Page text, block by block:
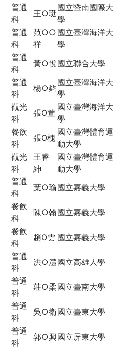
GLOBAL
CITIZENSHIP
普通
科
王○珽
國立暨南國際大
學
普通
科
范○○
祥
國立臺灣海洋大
學
普通
科
黃○悅 國立聯合大學
普通
科
楊○鈞
國立臺灣海洋大
學
觀光
科
張O萱
國立臺灣海洋大
學
餐飲
科
張O槐
國立臺灣體育運
動大學
觀光
科
王睿
紳
國立臺灣體育運
動大學
普通
科
葉○瑜 國立嘉義大學
餐飲
科
陳○翰 國立嘉義大學
餐飲
科
趙O雲 國立嘉義大學
普通
科
洪○澧 國立高雄大學
普通
科
莊○柔 國立臺南大學
普通
科
吳○衛國立臺東大學
普通
科
郭○興國立屏東大學